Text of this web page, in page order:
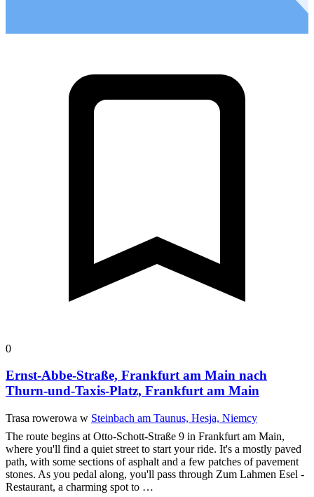
0
Ernst-Abbe-Straße, Frankfurt am Main nach
Thurn-und-Taxis-Platz, Frankfurt am Main
Trasa rowerowa w Steinbach am Taunus, Hesja, Niemcy
The route begins at Otto-Schott-Straße 9 in Frankfurt am Main,
where you'll find a quiet street to start your ride. It's a mostly paved
path, with some sections of asphalt and a few patches of pavement
stones. As you pedal along, you'll pass through Zum Lahmen Esel -
Restaurant, a charming spot to …